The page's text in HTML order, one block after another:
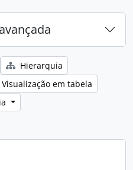
Hierarquia
Visualização em tabela